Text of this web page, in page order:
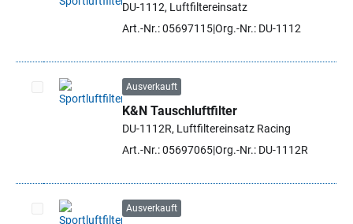
Artikel auswählen
DU-1112, Luftfiltereinsatz
Art.-Nr.: 05697115Org.-Nr.: DU-1112
Artikel auswählen
Ausverkauft
K&N Tauschluftfilter
DU-1112R, Luftfiltereinsatz Racing
Art.-Nr.: 05697065Org.-Nr.: DU-1112R
Ausverkauft